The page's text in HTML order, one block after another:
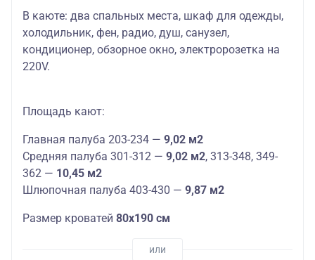
В каюте: два спальных места, шкаф для одежды,
холодильник, фен, радио, душ, санузел,
кондиционер, обзорное окно, электророзетка на
220V.
Площадь кают:
Главная палуба 203-234 — 9,02 м2
Средняя палуба 301-312 — 9,02 м2, 313-348, 349-
362 — 10,45 м2
Шлюпочная палуба 403-430 — 9,87 м2
Размер кроватей 80х190 см